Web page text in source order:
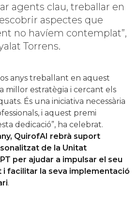
agents clau, treballar en
aspectes que
no havíem contemplat”,
Torrens.
millor estratègia i cercant els
És una iniciativa necessària
i aquest premi
dedicació”, ha celebrat.
QuirofAI rebrà suport
de la Unitat
per ajudar a impulsar el seu
i facilitar la seva implementació
.